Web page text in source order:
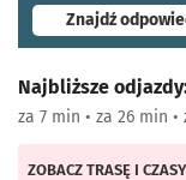
Znajdź
Najbliższe
za 7 min • za 26 min •
ZOBACZ TRASĘ I